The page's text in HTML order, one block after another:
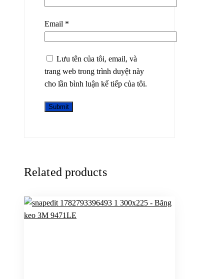
Email *
Lưu tên của tôi, email, và
trang web trong trình duyệt này
cho lần bình luận kế tiếp của tôi.
Related products